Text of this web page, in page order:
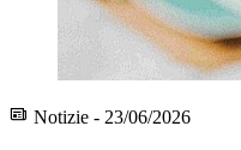
Notizie - 23/06/2026